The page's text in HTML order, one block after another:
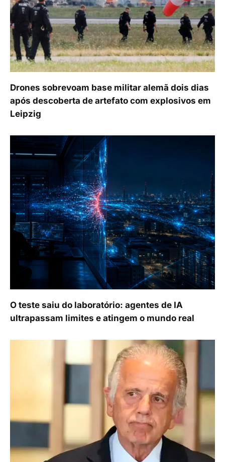
Drones sobrevoam base militar alemã dois dias
após descoberta de artefato com explosivos em
Leipzig
O teste saiu do laboratório: agentes de IA
ultrapassam limites e atingem o mundo real